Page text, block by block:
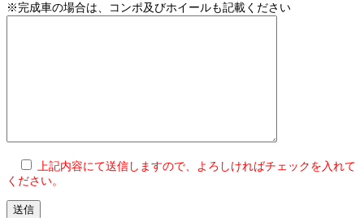
※完成車の場合は、コンポ及びホイールも記載ください
上記内容にて送信しますので、よろしければチェックを入れて
ください。